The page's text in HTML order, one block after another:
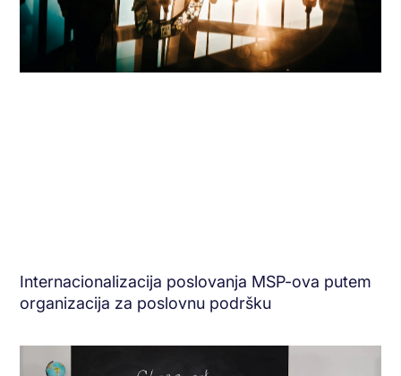
Internacionalizacija poslovanja MSP-ova putem
organizacija za poslovnu podršku